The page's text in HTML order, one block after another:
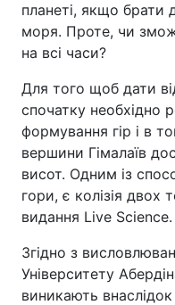
планеті, якщо брати
моря. Проте, чи
на всі часи?
Для того щоб дати
спочатку необхідно
формування гір і в
вершини Гімалаїв
висот. Одним із
гори, є колізія двох
видання Live Science.
Згідно з
Університету
виникають